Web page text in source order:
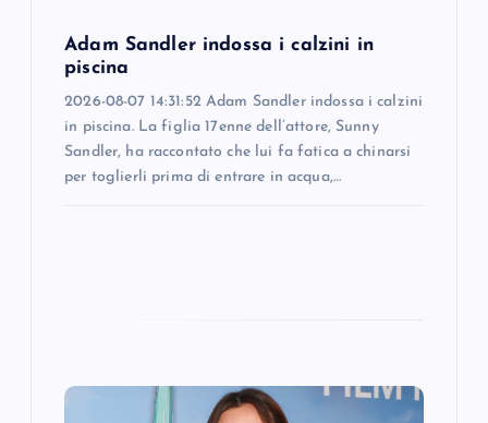
Adam Sandler indossa i calzini in
piscina
2026-08-07 14:31:52 Adam Sandler indossa i calzini
in piscina. La figlia 17enne dell’attore, Sunny
Sandler, ha raccontato che lui fa fatica a chinarsi
per toglierli prima di entrare in acqua,…